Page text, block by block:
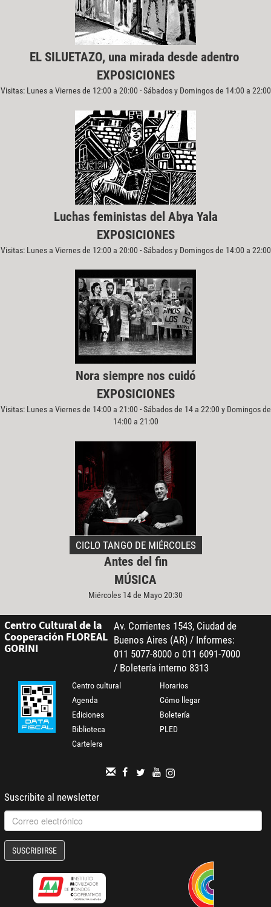
EL SILUETAZO, una mirada desde adentro
EXPOSICIONES
Visitas: Lunes a Viernes de 12:00 a 20:00 - Sábados y Domingos de 14:00 a 22:00
Luchas feministas del Abya Yala
EXPOSICIONES
Visitas: Lunes a Viernes de 12:00 a 20:00 - Sábados y Domingos de 14:00 a 22:00
Nora siempre nos cuidó
EXPOSICIONES
Visitas: Lunes a Viernes de 14:00 a 21:00 - Sábados de 14 a 22:00 y Domingos de
14:00 a 21:00
CICLO TANGO DE MIÉRCOLES
Antes del fin
MÚSICA
Miércoles 14 de Mayo 20:30
Centro Cultural de la
Cooperación FLOREAL
GORINI
Av. Corrientes 1543, Ciudad de
Buenos Aires (AR) / Informes:
011 5077-8000 o 011 6091-7000
/ Boletería interno 8313
Centro cultural
Agenda
Ediciones
Biblioteca
Cartelera
Horarios
Cómo llegar
Boletería
PLED
Suscribite al newsletter
SUSCRIBIRSE